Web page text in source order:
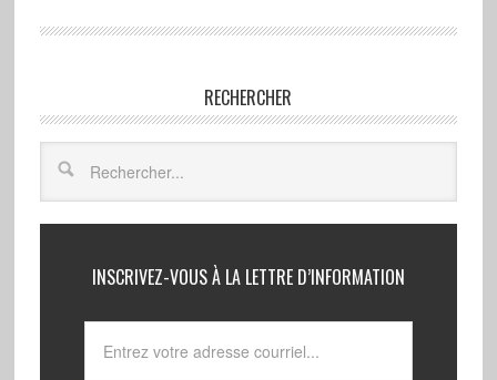
RECHERCHER
INSCRIVEZ-VOUS À LA LETTRE D’INFORMATION